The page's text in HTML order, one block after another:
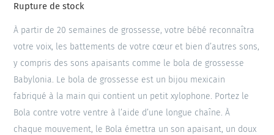
Rupture de stock
À partir de 20 semaines de grossesse, votre bébé reconnaîtra
votre voix, les battements de votre cœur et bien d’autres sons,
y compris des sons apaisants comme le bola de grossesse
Babylonia. Le bola de grossesse est un bijou mexicain
fabriqué à la main qui contient un petit xylophone. Portez le
Bola contre votre ventre à l’aide d’une longue chaîne. À
chaque mouvement, le Bola émettra un son apaisant, un doux